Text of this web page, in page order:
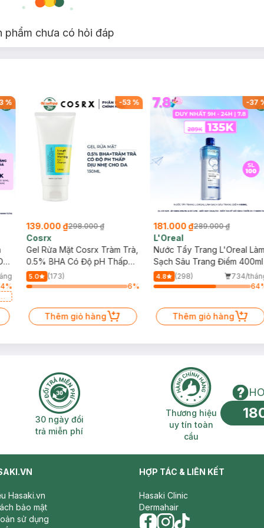
trên da, chất phấn nhẹ, bung mềm, không tạo vụn phấn trên
liệu lì & nhũ trên 1 lần lấy phấn để tạo độ căng khỏe cho lớp nền,
hảo, ấn tượng hơn.
trong quan sát được màu sắc của sản phẩm.
phẩm chưa có hỏi đáp
%
%
-53%
139.000 ₫298.000 ₫
Cosrx
Gel Rửa Mặt Cosrx Tràm Trà,
0.5% BHA Có Độ pH Thấp
150ml
5.0
(173)
6%
Thêm giỏ hàng
-37
181.000 ₫289.000 ₫
L'Oreal
Nước Tẩy Trang L'Oreal Làm
Sạch Sâu Trang Điểm 400ml
4.8 (298)
734/
64
Thêm giỏ hàng
2H 30 ngày đổi trả miễn phí
30 ngày đổi
trả miễn phí
Thương hiệu uy
Thương hiệu
uy tín toàn
cầu
Hasaki.vn
bảo mật
sử dụng
HỢP TÁC & LIÊN KẾT
Hasaki Clinic
Dermahair